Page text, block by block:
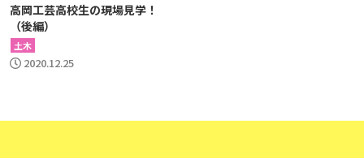
高岡工芸高校生の現場見学！
（後編）
土木
2020.12.25